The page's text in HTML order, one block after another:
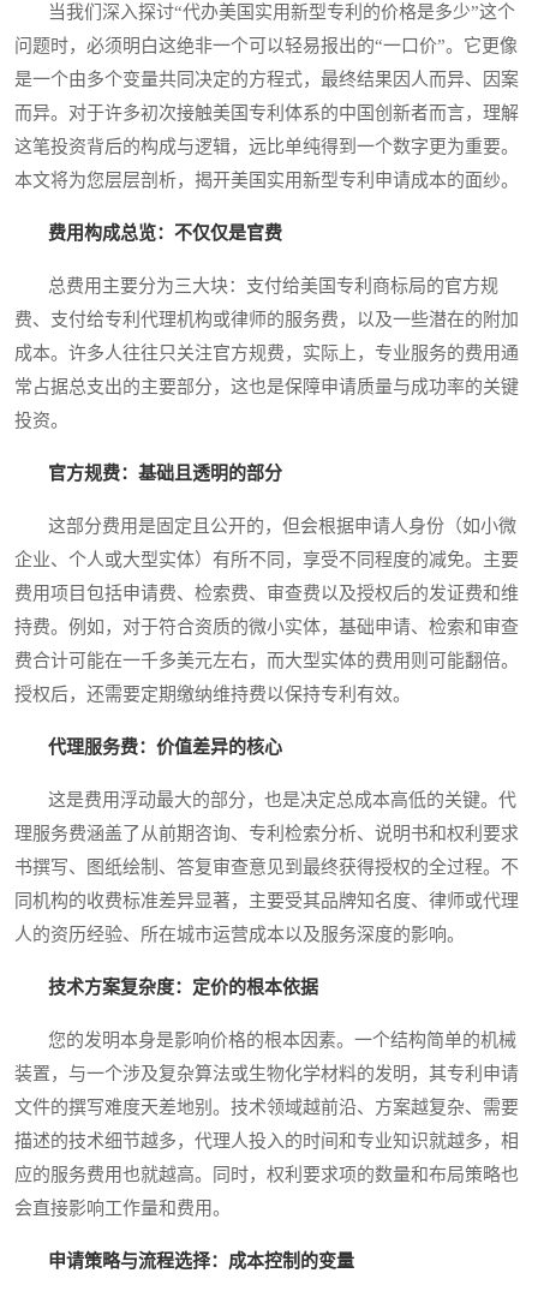
当我们深入探讨“代办美国实用新型专利的价格是多少”这个
问题时，必须明白这绝非一个可以轻易报出的“一口价”。它更像
是一个由多个变量共同决定的方程式，最终结果因人而异、因案
而异。对于许多初次接触美国专利体系的中国创新者而言，理解
这笔投资背后的构成与逻辑，远比单纯得到一个数字更为重要。
本文将为您层层剖析，揭开美国实用新型专利申请成本的面纱。
费用构成总览：不仅仅是官费
总费用主要分为三大块：支付给美国专利商标局的官方规
费、支付给专利代理机构或律师的服务费，以及一些潜在的附加
成本。许多人往往只关注官方规费，实际上，专业服务的费用通
常占据总支出的主要部分，这也是保障申请质量与成功率的关键
投资。
官方规费：基础且透明的部分
这部分费用是固定且公开的，但会根据申请人身份（如小微
企业、个人或大型实体）有所不同，享受不同程度的减免。主要
费用项目包括申请费、检索费、审查费以及授权后的发证费和维
持费。例如，对于符合资质的微小实体，基础申请、检索和审查
费合计可能在一千多美元左右，而大型实体的费用则可能翻倍。
授权后，还需要定期缴纳维持费以保持专利有效。
代理服务费：价值差异的核心
这是费用浮动最大的部分，也是决定总成本高低的关键。代
理服务费涵盖了从前期咨询、专利检索分析、说明书和权利要求
书撰写、图纸绘制、答复审查意见到最终获得授权的全过程。不
同机构的收费标准差异显著，主要受其品牌知名度、律师或代理
人的资历经验、所在城市运营成本以及服务深度的影响。
技术方案复杂度：定价的根本依据
您的发明本身是影响价格的根本因素。一个结构简单的机械
装置，与一个涉及复杂算法或生物化学材料的发明，其专利申请
文件的撰写难度天差地别。技术领域越前沿、方案越复杂、需要
描述的技术细节越多，代理人投入的时间和专业知识就越多，相
应的服务费用也就越高。同时，权利要求项的数量和布局策略也
会直接影响工作量和费用。
申请策略与流程选择：成本控制的变量